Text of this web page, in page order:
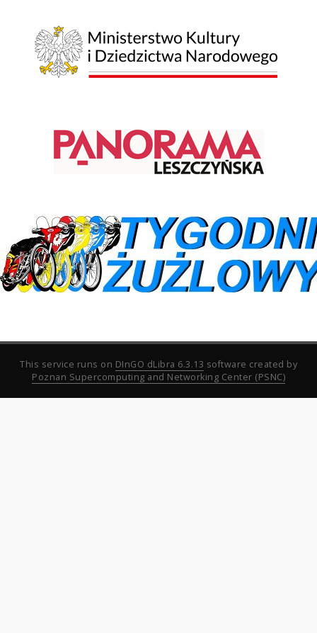
This service runs on DInGO dLibra 6.3.13 software created by
Poznan Supercomputing and Networking Center (PSNC)